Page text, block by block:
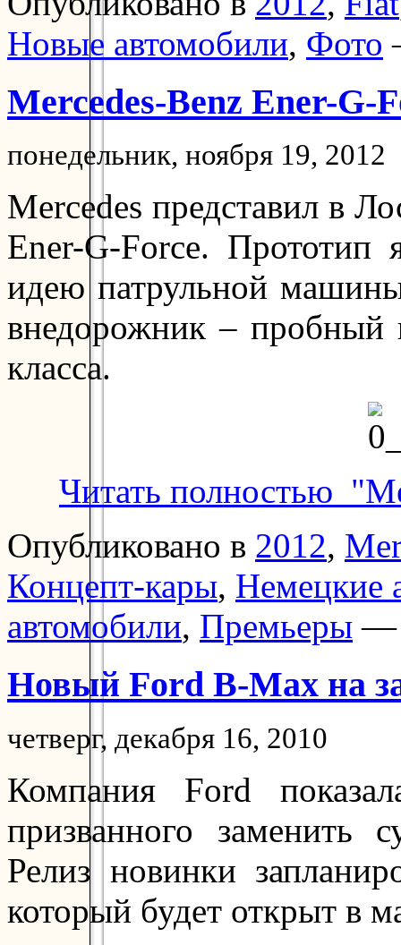
Новые автомобили, Фото
Mercedes-Benz Ener-G-
понедельник, ноября 19, 2012
Mercedes представил в
Ener-G-Force. Прототип
идею патрульной
внедорожник – пробный
класса.
Читать полностью
Опубликовано в 2012,
Концепт-кары, Немецкие
автомобили, Премьеры —
Новый Ford B-Max на
четверг, декабря 16, 2010
Компания Ford
призванного заменить
Релиз новинки
который будет открыт в